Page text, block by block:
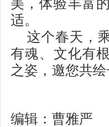
美，体验丰富
适。
这个春天，
有魂、文化有
之姿，邀您共
编辑：曹雅严